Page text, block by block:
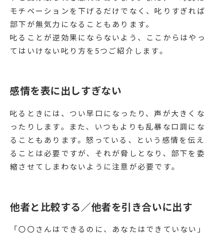
モチベーションを下げるだけでなく、叱りすぎれば
部下が無気力になることもあります。
叱ることが逆効果にならないよう、ここからはやっ
てはいけない叱り方を5つご紹介します。
感情を表に出しすぎない
叱るときには、つい早口になったり、声が大きくな
ったりします。また、いつもよりも乱暴な口調にな
ることもあります。怒っている、という感情を伝え
ることは必要ですが、それが脅しとなり、部下を委
縮させてしまわないように注意が必要です。
他者と比較する／他者を引き合いに出す
「〇〇さんはできるのに、あなたはできていない」